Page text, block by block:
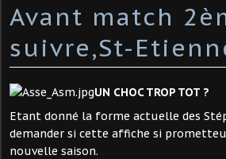
Avant match
suivre,St-
UN CHOC TROP TOT ?
Etant donné la forme actuelle des
demander si cette affiche si
nouvelle saison.